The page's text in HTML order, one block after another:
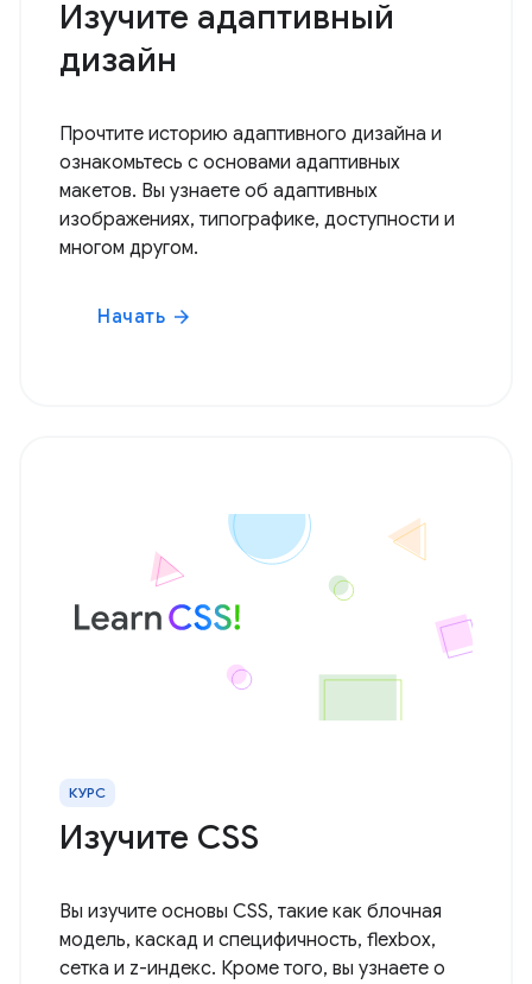
Изучите адаптивный
дизайн
Прочтите историю адаптивного дизайна и
ознакомьтесь с основами адаптивных
макетов. Вы узнаете об адаптивных
изображениях, типографике, доступности и
многом другом.
Начать arrow_forward
КУРС
Изучите CSS
Вы изучите основы CSS, такие как блочная
модель, каскад и специфичность, flexbox,
сетка и z-индекс. Кроме того, вы узнаете о